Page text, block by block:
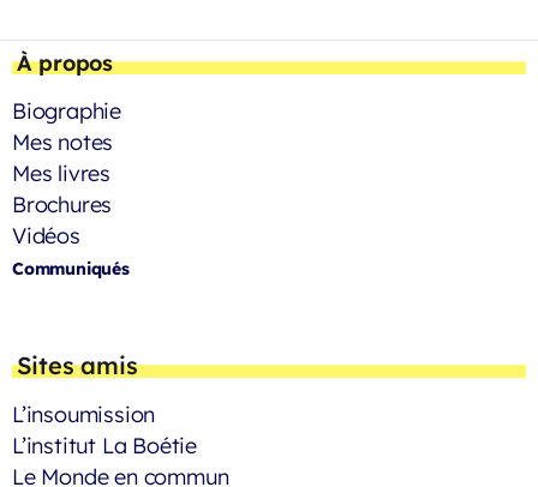
À propos
Biographie
Mes notes
Mes livres
Brochures
Vidéos
Communiqués
Sites amis
L’insoumission
L’institut La Boétie
Le Monde en commun